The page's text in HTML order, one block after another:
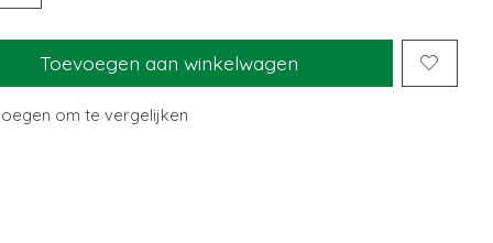
Toevoegen aan winkelwagen
om te vergelijken